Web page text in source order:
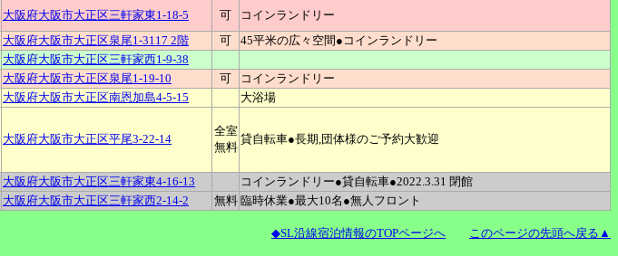
大阪府大阪市大正区三軒家東1-18-5 可
コインランドリー
大阪府大阪市大正区泉尾1-3117 2階 可
45平米の広々空間●コインランドリー
大阪府大阪市大正区三軒家西1-9-38
大阪府大阪市大正区泉尾1-19-10 可
コインランドリー
大阪府大阪市大正区南恩加島4-5-15 大浴場
大阪府大阪市大正区平尾3-22-14
全室
無料
貸自転車●長期,団体様のご予約大歓迎
大阪府大阪市大正区三軒家東4-16-13
コインランドリー●貸自転車●2022.3.31 閉館
大阪府大阪市大正区三軒家西2-14-2 無料 臨時休業●最大10名●無人フロント
◆SL沿線宿泊情報のTOPページへ このページの先頭へ戻る▲